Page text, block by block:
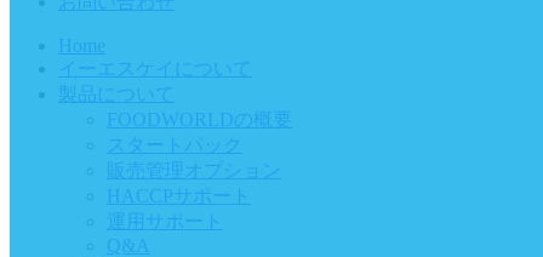
Home
イーエスケイについて
製品について
FOODWORLDの概要
スタートパック
販売管理オプション
HACCPサポート
運用サポート
Q&A